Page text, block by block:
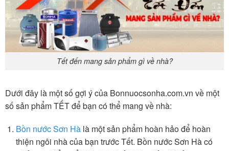
Tết đến mang sản phẩm gì về nhà?
Dưới đây là một số gợi ý của Bonnuocsonha.com.vn về một
số sản phẩm TẾT để bạn có thể mang về nhà:
Bồn nước Sơn Hàlà một sản phẩm hoàn hảo để hoàn
thiện ngôi nhà của bạn trước Tết. Bồn nước Sơn Hà có